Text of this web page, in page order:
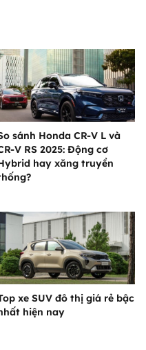
sánh Honda CR-V L và
V RS 2025: Động cơ
hay xăng truyền
xe SUV đô thị giá rẻ bậc
hiện nay